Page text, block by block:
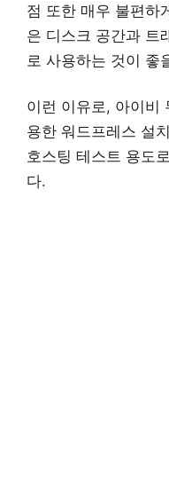
점 또한 매우 불편하
은 디스크 공간과 트
로 사용하는 것이 좋
이런 이유로, 아이비
용한 워드프레스 설
호스팅 테스트 용도
다.